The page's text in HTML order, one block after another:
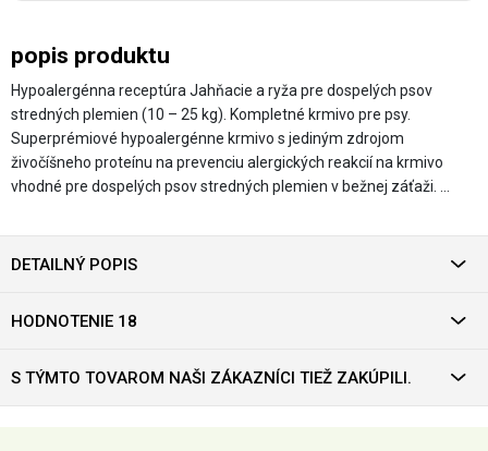
popis produktu
Hypoalergénna receptúra ​​ Jahňacie a ryža pre dospelých psov
stredných plemien (10 – 25 kg). Kompletné krmivo pre psy.
Superprémiové hypoalergénne krmivo s jediným zdrojom
živočíšneho proteínu na prevenciu alergických reakcií na krmivo
vhodné pre dospelých psov stredných plemien v bežnej záťaži. …
DETAILNÝ POPIS
HODNOTENIE 18
S TÝMTO TOVAROM NAŠI ZÁKAZNÍCI TIEŽ ZAKÚPILI.